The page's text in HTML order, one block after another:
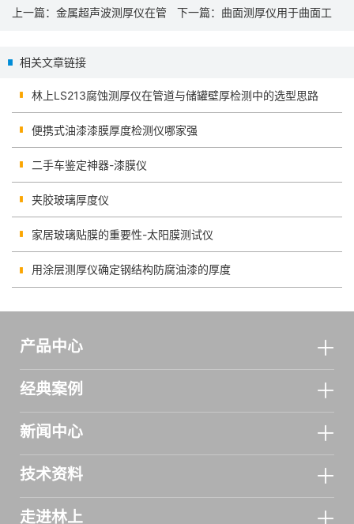
上一篇： 金属超声波测厚仪在管 下一篇： 曲面测厚仪用于曲面工
相关文章链接
林上LS213腐蚀测厚仪在管道与储罐壁厚检测中的选型思路
便携式油漆漆膜厚度检测仪哪家强
二手车鉴定神器-漆膜仪
夹胶玻璃厚度仪
家居玻璃贴膜的重要性-太阳膜测试仪
用涂层测厚仪确定钢结构防腐油漆的厚度
产品中心
经典案例
新闻中心
技术资料
走进林上